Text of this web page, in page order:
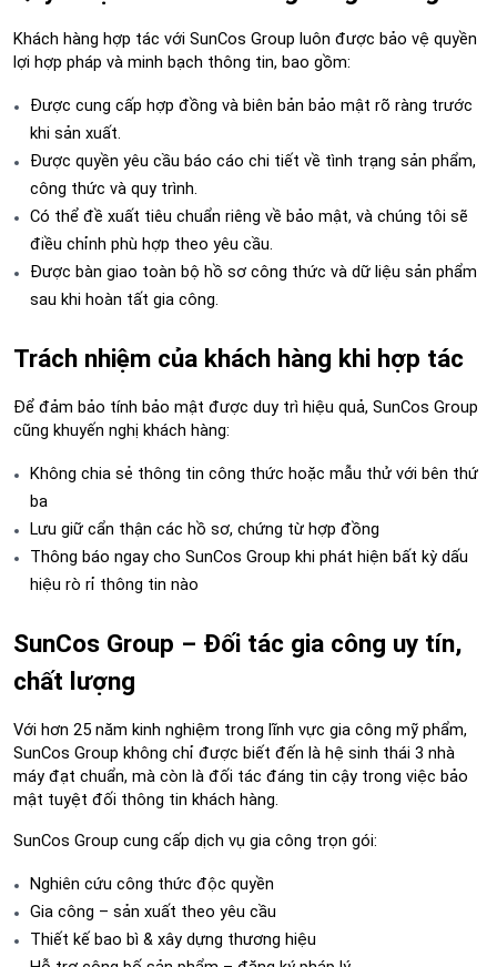
Khách hàng hợp tác với SunCos Group luôn được bảo vệ quyền
lợi hợp pháp và minh bạch thông tin, bao gồm:
Được cung cấp hợp đồng và biên bản bảo mật rõ ràng trước
khi sản xuất.
Được quyền yêu cầu báo cáo chi tiết về tình trạng sản phẩm,
công thức và quy trình.
Có thể đề xuất tiêu chuẩn riêng về bảo mật, và chúng tôi sẽ
điều chỉnh phù hợp theo yêu cầu.
Được bàn giao toàn bộ hồ sơ công thức và dữ liệu sản phẩm
sau khi hoàn tất gia công.
Trách nhiệm của khách hàng khi hợp tác
Để đảm bảo tính bảo mật được duy trì hiệu quả, SunCos Group
cũng khuyến nghị khách hàng:
Không chia sẻ thông tin công thức hoặc mẫu thử với bên thứ
ba
Lưu giữ cẩn thận các hồ sơ, chứng từ hợp đồng
Thông báo ngay cho SunCos Group khi phát hiện bất kỳ dấu
hiệu rò rỉ thông tin nào
SunCos Group – Đối tác gia công uy tín,
chất lượng
Với hơn 25 năm kinh nghiệm trong lĩnh vực gia công mỹ phẩm,
SunCos Group không chỉ được biết đến là hệ sinh thái 3 nhà
máy đạt chuẩn, mà còn là đối tác đáng tin cậy trong việc bảo
mật tuyệt đối thông tin khách hàng.
SunCos Group cung cấp dịch vụ gia công trọn gói:
Nghiên cứu công thức độc quyền
Gia công – sản xuất theo yêu cầu
Thiết kế bao bì & xây dựng thương hiệu